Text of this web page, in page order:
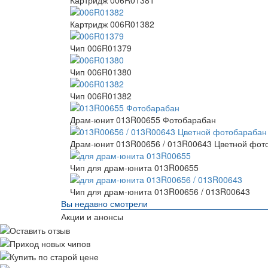
Картридж 006R01382
Чип 006R01379
Чип 006R01380
Чип 006R01382
Драм-юнит 013R00655 Фотобарабан
Драм-юнит 013R00656 / 013R00643 Цветной
Чип для драм-юнита 013R00655
Чип для драм-юнита 013R00656 / 013R00643
Вы недавно смотрели
Акции и анонсы